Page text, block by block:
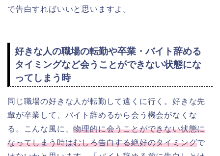
で告白すればいいと思いますよ。
好きな人の職場の転勤や卒業・バイト辞める
タイミングなど会うことができない状態にな
ってしまう時
同じ職場の好きな人が転勤して遠くに行く。好きな先
輩が卒業して、バイト辞めるから会う機会がなくな
る。こんな風に、物理的に会うことができない状態に
なってしまう時はむしろ告白する絶好のタイミングで